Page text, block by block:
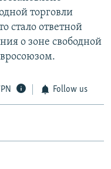
торговли
стало ответной
о зоне свободной
Follow us